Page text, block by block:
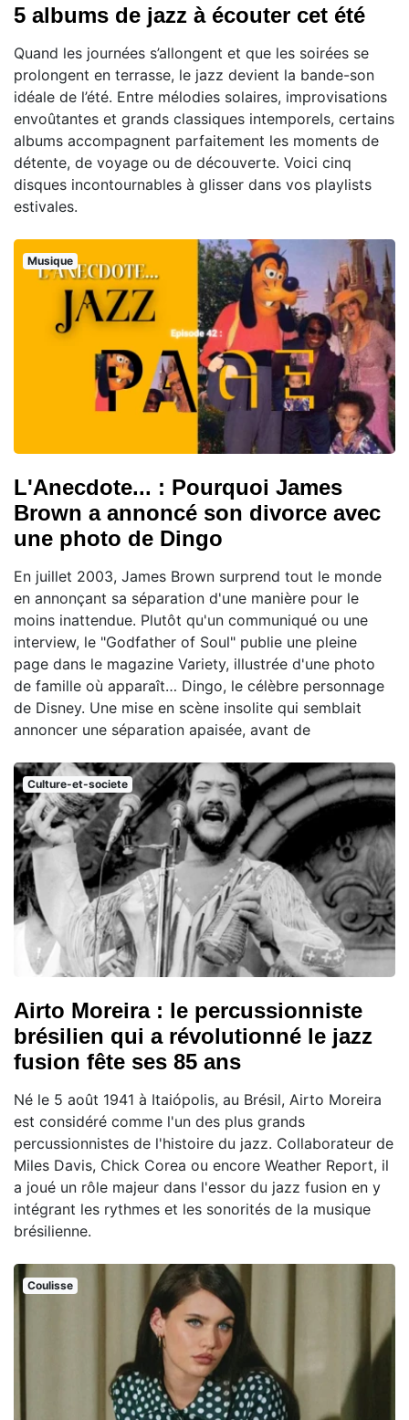
5 albums de jazz à écouter cet été
Quand les journées s’allongent et que les soirées se
prolongent en terrasse, le jazz devient la bande-son
idéale de l’été. Entre mélodies solaires, improvisations
envoûtantes et grands classiques intemporels, certains
albums accompagnent parfaitement les moments de
détente, de voyage ou de découverte. Voici cinq
disques incontournables à glisser dans vos playlists
estivales.
Musique
L'Anecdote... : Pourquoi James
Brown a annoncé son divorce avec
une photo de Dingo
En juillet 2003, James Brown surprend tout le monde
en annonçant sa séparation d'une manière pour le
moins inattendue. Plutôt qu'un communiqué ou une
interview, le "Godfather of Soul" publie une pleine
page dans le magazine Variety, illustrée d'une photo
de famille où apparaît… Dingo, le célèbre personnage
de Disney. Une mise en scène insolite qui semblait
annoncer une séparation apaisée, avant de
Culture-et-societe
Airto Moreira : le percussionniste
brésilien qui a révolutionné le jazz
fusion fête ses 85 ans
Né le 5 août 1941 à Itaiópolis, au Brésil, Airto Moreira
est considéré comme l'un des plus grands
percussionnistes de l'histoire du jazz. Collaborateur de
Miles Davis, Chick Corea ou encore Weather Report, il
a joué un rôle majeur dans l'essor du jazz fusion en y
intégrant les rythmes et les sonorités de la musique
brésilienne.
Coulisse